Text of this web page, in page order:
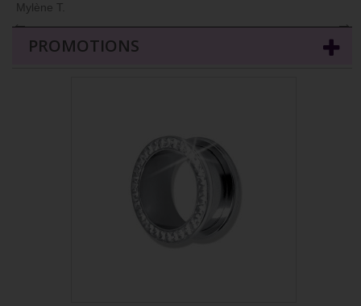
Mylène T.
→
←
PROMOTIONS